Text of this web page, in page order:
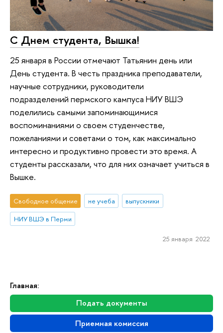
Главная:
Подать документы
Приемная комиссия
С Днем студента, Вышка!
25 января в России отмечают Татьянин день или
День студента. В честь праздника преподаватели,
научные сотрудники, руководители
подразделений пермского кампуса НИУ ВШЭ
поделились самыми запоминающимися
воспоминаниями о своем студенчестве,
пожеланиями и советами о том, как максимально
интересно и продуктивно провести это время. А
студенты рассказали, что для них означает учиться в
Вышке.
Свободное общение не учеба
выпускники
НИУ ВШЭ в Перми
25 января 2022